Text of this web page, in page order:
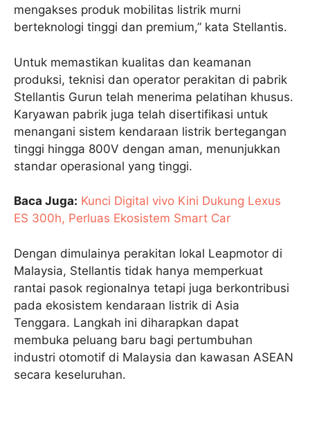
mengakses produk mobilitas listrik murni
berteknologi tinggi dan premium,” kata Stellantis.
Untuk memastikan kualitas dan keamanan
produksi, teknisi dan operator perakitan di pabrik
Stellantis Gurun telah menerima pelatihan khusus.
Karyawan pabrik juga telah disertifikasi untuk
menangani sistem kendaraan listrik bertegangan
tinggi hingga 800V dengan aman, menunjukkan
standar operasional yang tinggi.
Baca Juga: Kunci Digital vivo Kini Dukung Lexus
ES 300h, Perluas Ekosistem Smart Car
Dengan dimulainya perakitan lokal Leapmotor di
Malaysia, Stellantis tidak hanya memperkuat
rantai pasok regionalnya tetapi juga berkontribusi
pada ekosistem kendaraan listrik di Asia
Tenggara. Langkah ini diharapkan dapat
membuka peluang baru bagi pertumbuhan
industri otomotif di Malaysia dan kawasan ASEAN
secara keseluruhan.